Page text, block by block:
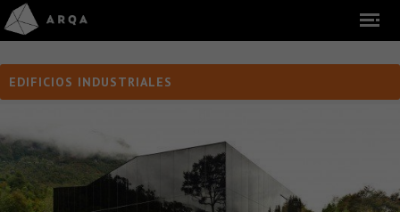
EDIFICIOS INDUSTRIALES